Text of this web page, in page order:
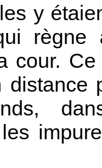
y
règne
cour.
distance